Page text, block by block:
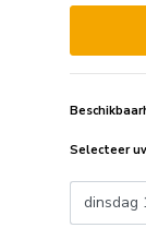
Selecteer